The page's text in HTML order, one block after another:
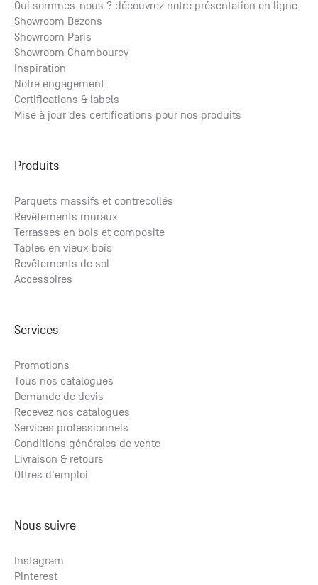
Peinture de retouche pour terrasse composite minéral
Chêne Doré
26.10€ HT/p. 31.32 € TTC
Produit d'entretien 0leonix pour composite minéral 1 L
31.77€ HT/p.
Connecteur vis de fondation lambourde 160x160
42.11€ HT/p.
Lambourde Pin Traité Autoclave 45x70x3000
3.45€ HT /ml
Qui sommes-nous ? découvrez notre présentation en ligne
Showroom Bezons
Showroom Paris
Showroom Chambourcy
Inspiration
Notre engagement
Certifications & labels
Mise à jour des certifications pour nos produits
Produits
Parquets massifs et contrecollés
Revêtements muraux
Terrasses en bois et composite
Tables en vieux bois
Revêtements de sol
Accessoires
Services
Promotions
Tous nos catalogues
Demande de devis
Recevez nos catalogues
Services professionnels
Conditions générales de vente
Livraison & retours
Offres d'emploi
Nous suivre
Instagram
Pinterest